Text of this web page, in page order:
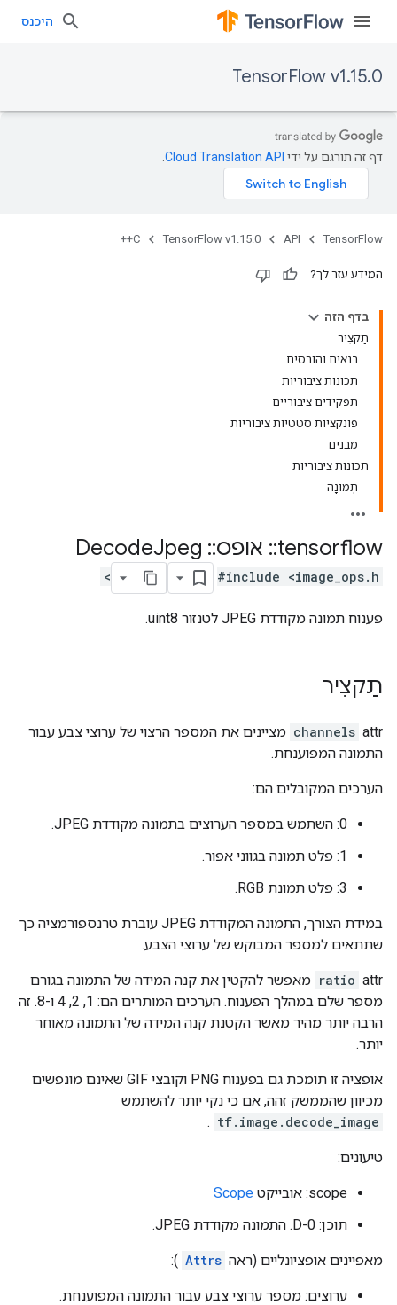
היכנס
TensorFlow v1.15.0
דף זה תורגם על ידי Cloud Translation API
TensorFlow
API
TensorFlow v1.15.0
C++
המידע עזר לך?
בדף הזה
תַקצִיר
בנאים והורסים
תכונות ציבוריות
תפקידים ציבוריים
פונקציות סטטיות ציבוריות
מבנים
תכונות ציבוריות
תְמוּנָה
tensorflow
:: אופס::
Jpeg
#include <image_ops.h>
פענוח תמונה מקודדת JPEG לטנזור uint8.
תַקצִיר
channels attr מציינים את המספר הרצוי של ערוצי צבע עבור
התמונה המפוענחת.
הערכים המקובלים הם:
0: השתמש במספר הערוצים בתמונה מקודדת JPEG.
1: פלט תמונה בגווני אפור.
3: פלט תמונת RGB.
במידת הצורך, התמונה המקודדת JPEG עוברת טרנספורמציה כך
שתתאים למספר המבוקש של ערוצי הצבע.
ratio attr מאפשר להקטין את קנה המידה של התמונה בגורם
מספר שלם במהלך הפענוח. הערכים המותרים הם: 1, 2, 4 ו-8. זה
הרבה יותר מהיר מאשר הקטנת קנה המידה של התמונה מאוחר
יותר.
אופציה זו תומכת גם בפענוח PNG וקובצי GIF שאינם מונפשים
מכיוון שהממשק זהה, אם כי נקי יותר להשתמש
tf.image.decode_image
.
טיעונים:
scope: אובייקט
Scope
תוכן: 0-D. התמונה מקודדת JPEG.
מאפיינים אופציונליים (ראה Attrs
):
ערוצים: מספר ערוצי צבע עבור התמונה המפוענחת.